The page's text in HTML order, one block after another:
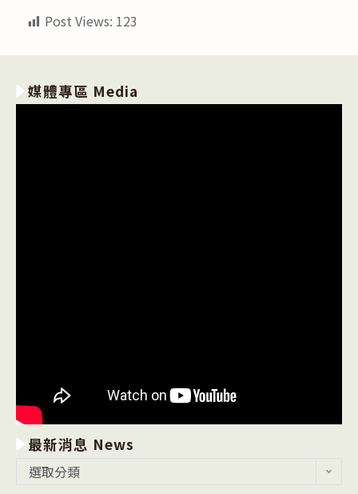
Post Views: 123
媒體專區 Media
最新消息 News
選取分類